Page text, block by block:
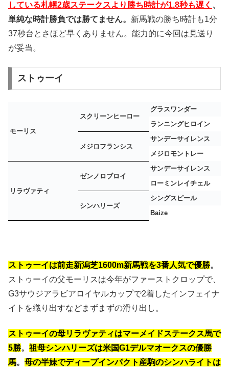
している札幌2歳ステークスより勝ち時計が1.8秒も遅く 、
単純な時計勝負では勝てません。 新馬戦の勝ち時計も1分
37秒台とさほど早くありません。能力的に今回は見送り
が妥当。
ストゥーイ
モーリス
スクリーンヒーロー
グラスワンダー
ランニングヒロイン
メジロフランシス
サンデーサイレンス
メジロモントレー
リラヴァティ
ゼンノロブロイ
サンデーサイレンス
ローミンレイチェル
シンハリーズ
シングスピール
Baize
ストゥーイは前走新潟芝1600m新馬戦を3番人気で優勝。
ストゥーイの父モーリスは今年がファーストクロップで、
G3サウジアラビアロイヤルカップで2着したインフェイナ
イトを織り出すなどまずまずの滑り出し。
ストゥーイの母リラヴァティはマーメイドステークス馬で
5勝。 祖母シンハリーズは米国G1デルマオークスの優勝
馬。 母の半妹でディープインパクト産駒のシンハライトは